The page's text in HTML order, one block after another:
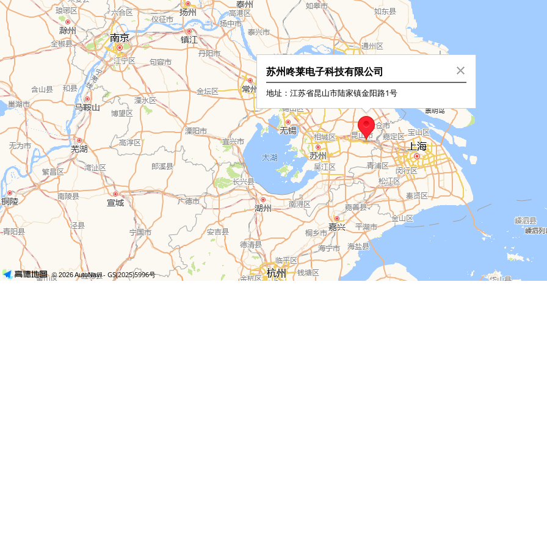
苏州咚莱电子科技有限公司
地址：江苏省昆山市陆家镇金阳路1号
© 2026 AutoNavi- GS(2025)5996号